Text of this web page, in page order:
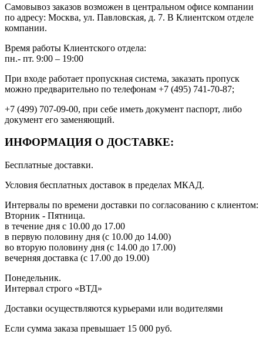
Самовывоз заказов возможен в центральном офисе компании
по адресу: Москва, ул. Павловская, д. 7. В Клиентском отделе
компании.
Время работы Клиентского отдела:
пн.- пт. 9:00 – 19:00
При входе работает пропускная система, заказать пропуск
можно предварительно по телефонам +7 (495) 741-70-87;
+7 (499) 707-09-00, при себе иметь документ паспорт, либо
документ его заменяющий.
ИНФОРМАЦИЯ О ДОСТАВКЕ:
Бесплатные доставки.
Условия бесплатных доставок в пределах МКАД.
Интервалы по времени доставки по согласованию с клиентом:
Вторник - Пятница.
в течение дня с 10.00 до 17.00
в первую половину дня (с 10.00 до 14.00)
во вторую половину дня (с 14.00 до 17.00)
вечерняя доставка (с 17.00 до 19.00)
Понедельник.
Интервал строго «ВТД»
Доставки осуществляются курьерами или водителями
Если сумма заказа превышает 15 000 руб.